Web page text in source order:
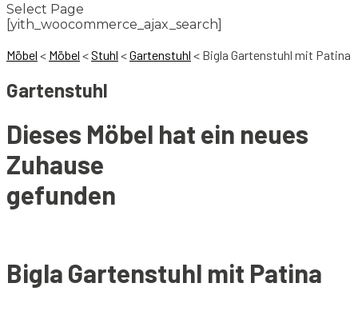
Select Page
[yith_woocommerce_ajax_search]
Möbel < Möbel <Stuhl <Gartenstuhl < Bigla Gartenstuhl mit Patina
Gartenstuhl
Dieses Möbel hat ein neues
Zuhause
gefunden
Bigla Gartenstuhl mit Patina